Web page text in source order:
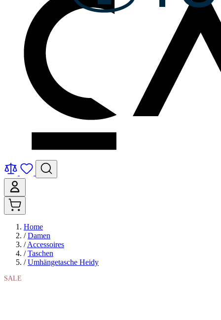
Home
/ Damen
/ Accessoires
/ Taschen
/ Umhängetasche Heidy
SALE